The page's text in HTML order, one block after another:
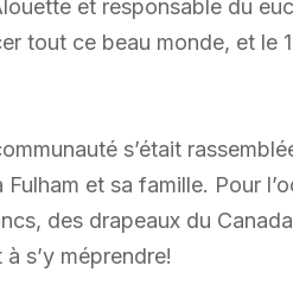
et responsable du
tout ce beau monde, et le
s’était
et sa famille. Pour
des drapeaux du
s’y méprendre!